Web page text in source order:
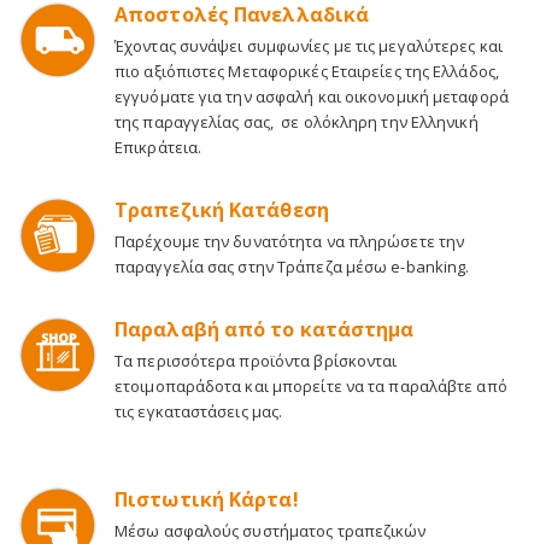
Αποστολές Πανελλαδικά
Έχοντας συνάψει συμφωνίες με τις μεγαλύτερες και
πιο αξιόπιστες Μεταφορικές Εταιρείες της Ελλάδος,
εγγυόματε για την ασφαλή και οικονομική μεταφορά
της παραγγελίας σας, σε ολόκληρη την Ελληνική
Επικράτεια.
Τραπεζική Κατάθεση
Παρέχουμε την δυνατότητα να πληρώσετε την
παραγγελία σας στην Τράπεζα μέσω e-banking.
Παραλαβή από το κατάστημα
Τα περισσότερα προϊόντα βρίσκονται
ετοιμοπαράδοτα και μπορείτε να τα παραλάβτε από
τις εγκαταστάσεις μας.
Πιστωτική Κάρτα!
Μέσω ασφαλούς συστήματος τραπεζικών